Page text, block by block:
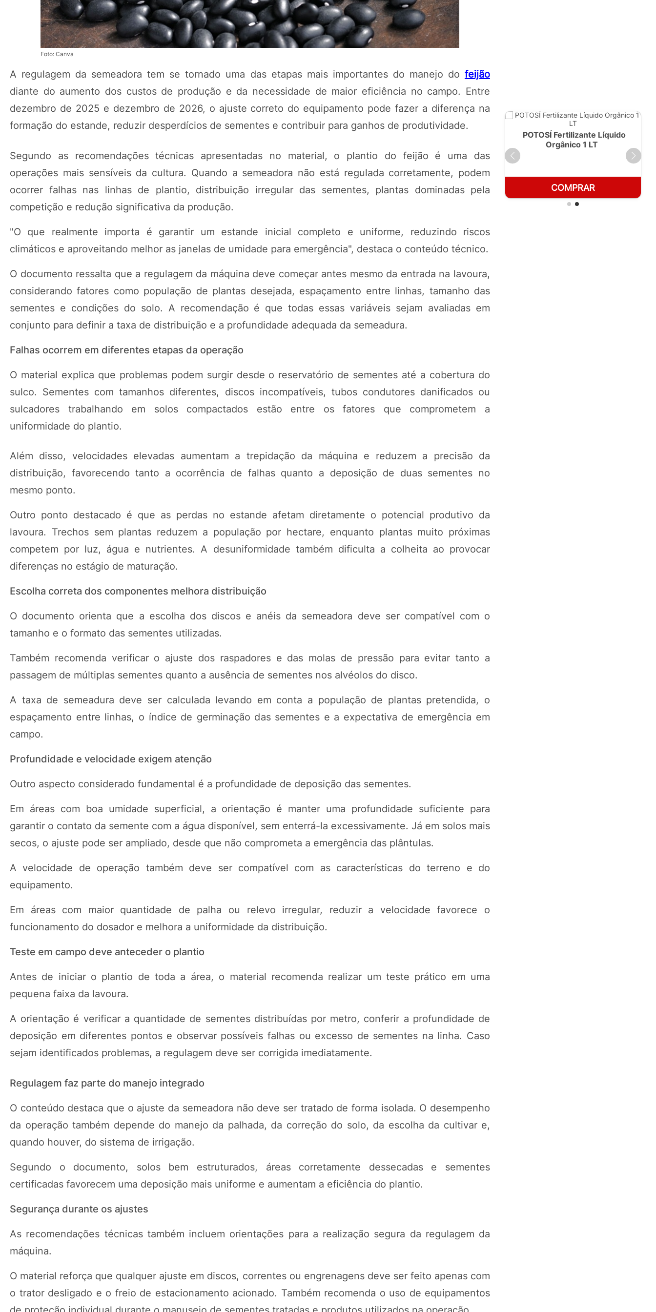
Foto: Canva
A regulagem da semeadora tem se tornado uma das etapas mais importantes do manejo do feijão
diante do aumento dos custos de produção e da necessidade de maior eficiência no campo. Entre
dezembro de 2025 e dezembro de 2026, o ajuste correto do equipamento pode fazer a diferença na
formação do estande, reduzir desperdícios de sementes e contribuir para ganhos de produtividade.
Segundo as recomendações técnicas apresentadas no material, o plantio do feijão é uma das
operações mais sensíveis da cultura. Quando a semeadora não está regulada corretamente, podem
ocorrer falhas nas linhas de plantio, distribuição irregular das sementes, plantas dominadas pela
competição e redução significativa da produção.
"O que realmente importa é garantir um estande inicial completo e uniforme, reduzindo riscos
climáticos e aproveitando melhor as janelas de umidade para emergência", destaca o conteúdo técnico.
O documento ressalta que a regulagem da máquina deve começar antes mesmo da entrada na lavoura,
considerando fatores como população de plantas desejada, espaçamento entre linhas, tamanho das
sementes e condições do solo. A recomendação é que todas essas variáveis sejam avaliadas em
conjunto para definir a taxa de distribuição e a profundidade adequada da semeadura.
Falhas ocorrem em diferentes etapas da operação
O material explica que problemas podem surgir desde o reservatório de sementes até a cobertura do
sulco. Sementes com tamanhos diferentes, discos incompatíveis, tubos condutores danificados ou
sulcadores trabalhando em solos compactados estão entre os fatores que comprometem a
uniformidade do plantio.
Além disso, velocidades elevadas aumentam a trepidação da máquina e reduzem a precisão da
distribuição, favorecendo tanto a ocorrência de falhas quanto a deposição de duas sementes no
mesmo ponto.
Outro ponto destacado é que as perdas no estande afetam diretamente o potencial produtivo da
lavoura. Trechos sem plantas reduzem a população por hectare, enquanto plantas muito próximas
competem por luz, água e nutrientes. A desuniformidade também dificulta a colheita ao provocar
diferenças no estágio de maturação.
Escolha correta dos componentes melhora distribuição
O documento orienta que a escolha dos discos e anéis da semeadora deve ser compatível com o
tamanho e o formato das sementes utilizadas.
Também recomenda verificar o ajuste dos raspadores e das molas de pressão para evitar tanto a
passagem de múltiplas sementes quanto a ausência de sementes nos alvéolos do disco.
A taxa de semeadura deve ser calculada levando em conta a população de plantas pretendida, o
espaçamento entre linhas, o índice de germinação das sementes e a expectativa de emergência em
campo.
Profundidade e velocidade exigem atenção
Outro aspecto considerado fundamental é a profundidade de deposição das sementes.
Em áreas com boa umidade superficial, a orientação é manter uma profundidade suficiente para
garantir o contato da semente com a água disponível, sem enterrá-la excessivamente. Já em solos mais
secos, o ajuste pode ser ampliado, desde que não comprometa a emergência das plântulas.
A velocidade de operação também deve ser compatível com as características do terreno e do
equipamento.
Em áreas com maior quantidade de palha ou relevo irregular, reduzir a velocidade favorece o
funcionamento do dosador e melhora a uniformidade da distribuição.
Teste em campo deve anteceder o plantio
Antes de iniciar o plantio de toda a área, o material recomenda realizar um teste prático em uma
pequena faixa da lavoura.
A orientação é verificar a quantidade de sementes distribuídas por metro, conferir a profundidade de
deposição em diferentes pontos e observar possíveis falhas ou excesso de sementes na linha. Caso
sejam identificados problemas, a regulagem deve ser corrigida imediatamente.
Regulagem faz parte do manejo integrado
O conteúdo destaca que o ajuste da semeadora não deve ser tratado de forma isolada. O desempenho
da operação também depende do manejo da palhada, da correção do solo, da escolha da cultivar e,
quando houver, do sistema de irrigação.
Segundo o documento, solos bem estruturados, áreas corretamente dessecadas e sementes
certificadas favorecem uma deposição mais uniforme e aumentam a eficiência do plantio.
Segurança durante os ajustes
As recomendações técnicas também incluem orientações para a realização segura da regulagem da
máquina.
O material reforça que qualquer ajuste em discos, correntes ou engrenagens deve ser feito apenas com
o trator desligado e o freio de estacionamento acionado. Também recomenda o uso de equipamentos
COMPRAR
POTOSÍ Fertilizante Líquido
Orgânico 1 LT
COMPRAR